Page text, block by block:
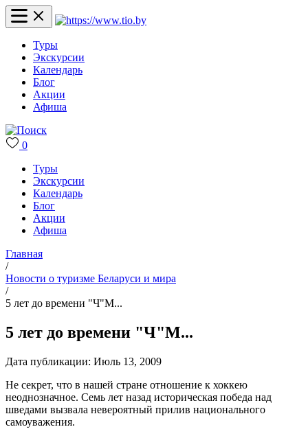
Туры
Экскурсии
Календарь
Блог
Акции
Афиша
0
Туры
Экскурсии
Календарь
Блог
Акции
Афиша
Главная
/
Новости о туризме Беларуси и мира
/
5 лет до времени "Ч"М...
5 лет до времени "Ч"М...
Дата публикации: Июль 13, 2009
Не секрет, что в нашей стране отношение к хоккею
неоднозначное. Семь лет назад историческая победа над
шведами вызвала невероятный прилив национального
самоуважения.